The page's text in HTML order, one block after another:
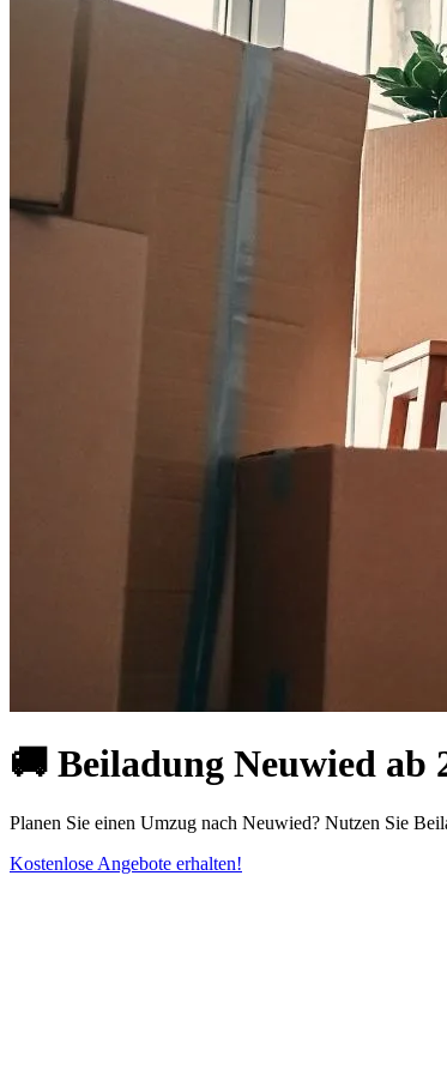
🚚 Beiladung Neuwied ab
Planen Sie einen Umzug nach Neuwied? Nutzen Sie
Kostenlose Angebote erhalten!